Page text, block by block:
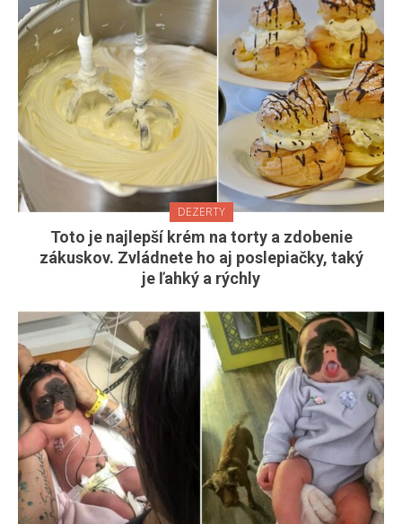
DEZERTY
Toto je najlepší krém na torty a zdobenie
zákuskov. Zvládnete ho aj poslepiačky, taký
je ľahký a rýchly